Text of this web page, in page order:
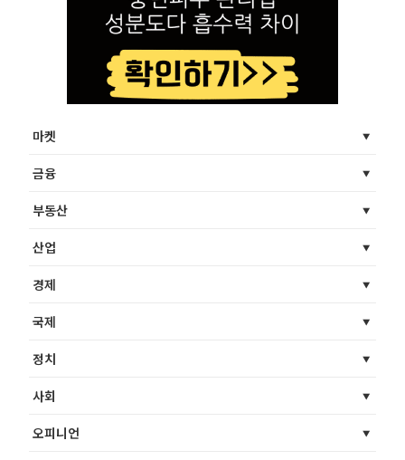
마켓
금융
부동산
산업
경제
국제
정치
사회
오피니언